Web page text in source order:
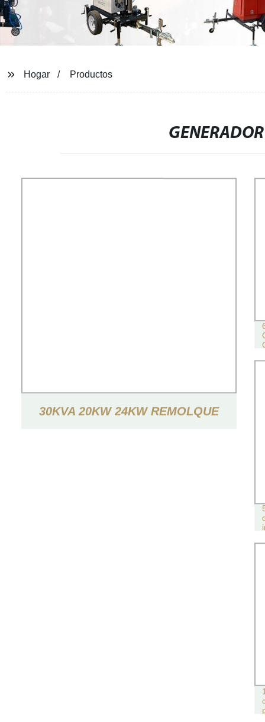
Hogar Productos
30KVA 20KW 24KW REMOLQUE